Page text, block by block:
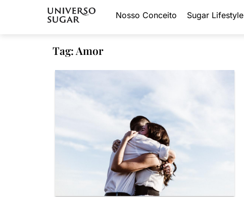
Nosso Conceito Sugar Lifestyle
Tag: Amor